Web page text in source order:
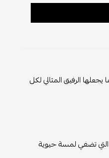
الرفيق المثالي لكل
التي تضفي لمسة حيوية